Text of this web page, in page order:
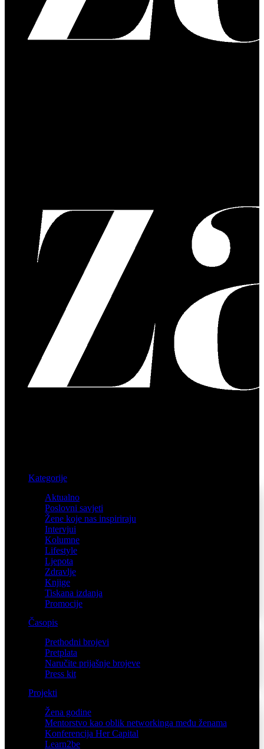
Kategorije
Aktualno
Poslovni savjeti
Žene koje nas inspiriraju
Intervjui
Kolumne
Lifestyle
Ljepota
Zdravlje
Knjige
Tiskana izdanja
Promocije
Časopis
Prethodni brojevi
Pretplata
Naručite prijašnje brojeve
Press kit
Projekti
Žena godine
Mentorstvo kao oblik networkinga među ženama
Konferencija Her Capital
Learn2be